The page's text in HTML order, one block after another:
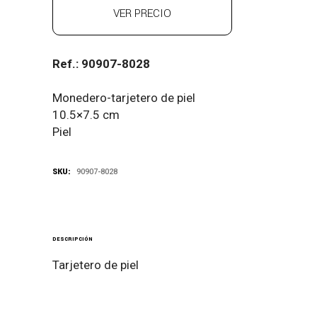
VER PRECIO
Ref.: 90907-8028
Monedero-tarjetero de piel
10.5×7.5 cm
Piel
SKU: 90907-8028
DESCRIPCIÓN
Tarjetero de piel